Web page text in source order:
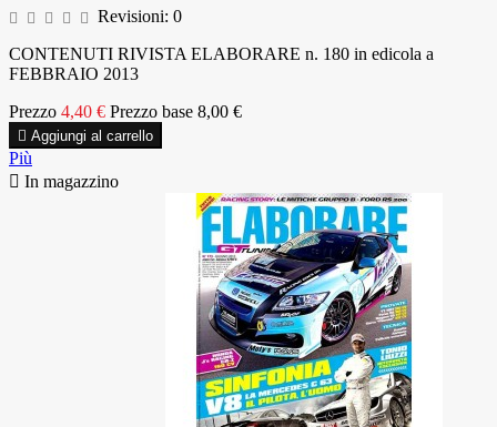
Revisioni: 0
CONTENUTI RIVISTA ELABORARE n. 180 in edicola a
FEBBRAIO 2013
Prezzo 4,40 € Prezzo base 8,00 €
 Aggiungi al carrello
Più
 In magazzino